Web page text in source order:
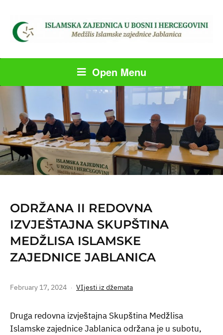
Open Menu
ODRŽANA II REDOVNA
IZVJEŠTAJNA SKUPŠTINA
MEDŽLISA ISLAMSKE
ZAJEDNICE JABLANICA
February 17, 2024 VIjesti iz džemata
Druga redovna izvještajna Skupština Medžlisa
Islamske zajednice Jablanica održana je u subotu,